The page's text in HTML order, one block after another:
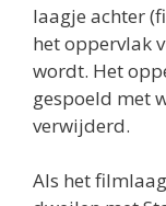
laagje achter
het oppervlak
wordt. Het
gespoeld met
verwijderd.
Als het